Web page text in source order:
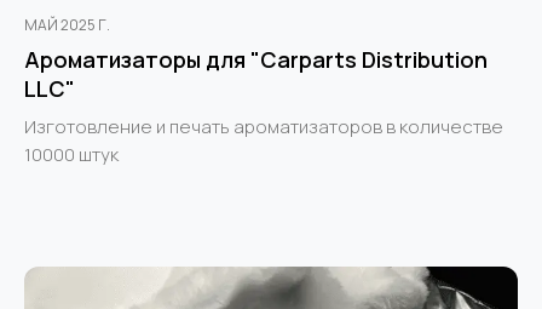
МАЙ 2025 Г.
Ароматизаторы для "Carparts Distribution
LLC"
Изготовление и печать ароматизаторов в количестве
10000 штук